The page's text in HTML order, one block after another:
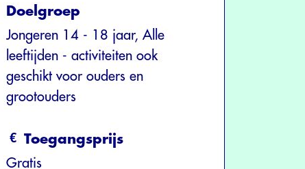
Doelgroep
Jongeren 14 - 18 jaar, Alle
leeftijden - activiteiten ook
geschikt voor ouders en
grootouders
Toegangsprijs
Gratis